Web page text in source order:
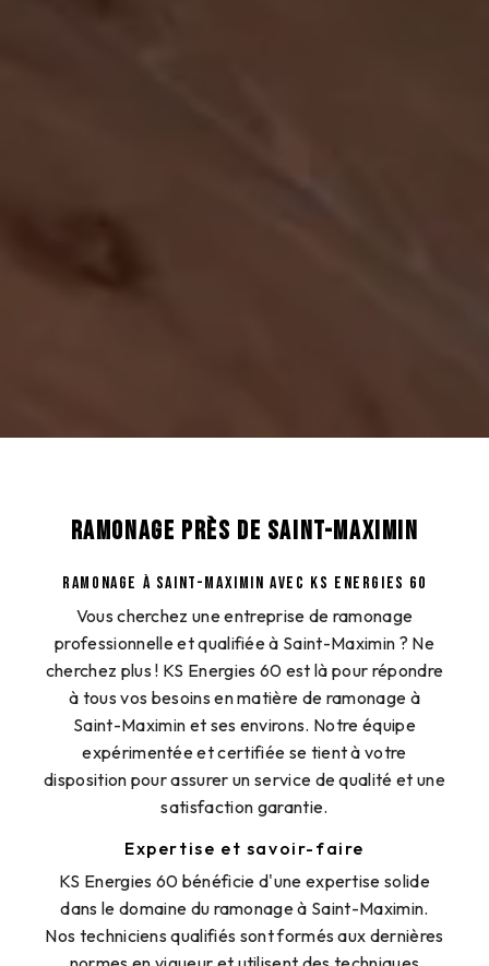
RAMONAGE PRÈS DE SAINT-MAXIMIN
RAMONAGE À SAINT-MAXIMIN AVEC KS ENERGIES 60
Vous cherchez une entreprise de ramonage
professionnelle et qualifiée à Saint-Maximin ? Ne
cherchez plus ! KS Energies 60 est là pour répondre
à tous vos besoins en matière de ramonage à
Saint-Maximin et ses environs. Notre équipe
expérimentée et certifiée se tient à votre
disposition pour assurer un service de qualité et une
satisfaction garantie.
Expertise et savoir-faire
KS Energies 60 bénéficie d'une expertise solide
dans le domaine du ramonage à Saint-Maximin.
Nos techniciens qualifiés sont formés aux dernières